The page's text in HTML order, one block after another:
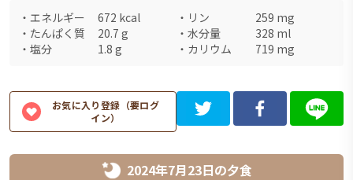
・ エネルギー 672 kcal ・ リン 259 mg
・ たんぱく質 20.7 g ・ 水分量 328 ml
・ 塩分 1.8 g ・ カリウム 719 mg
お気に入り登録（要ログ
イン）
2024年7月23日の夕食